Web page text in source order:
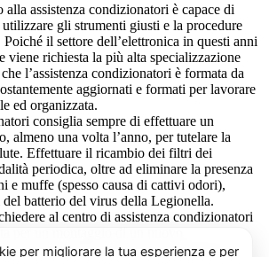
alla assistenza condizionatori è capace di
gli strumenti giusti e la procedure
il settore dell’elettronica in questi anni
viene richiesta la più alta specializzazione
l’assistenza condizionatori è formata da
aggiornati e formati per lavorare
ed organizzata.
consiglia sempre di effettuare un
almeno una volta l’anno, per tutelare la
Effettuare il ricambio dei filtri dei
periodica, oltre ad eliminare la presenza
e muffe (spesso causa di cattivi odori),
batterio del virus della Legionella.
al centro di assistenza condizionatori
per un montaggio di un nuovo
normative in materia di risparmio